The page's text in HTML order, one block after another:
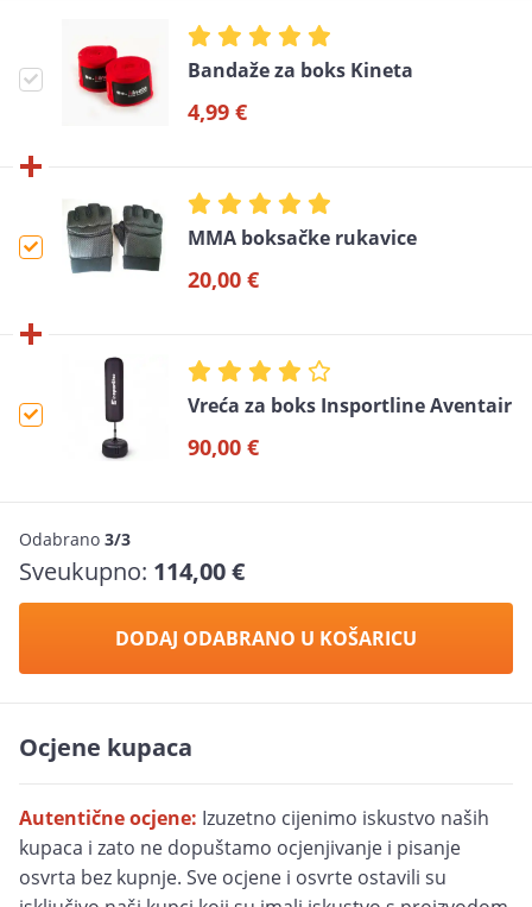
Bandaže za boks Kineta
4,99 €
MMA boksačke rukavice
20,00 €
Vreća za boks Insportline Aventair
90,00 €
Odabrano 3/3
Sveukupno: 114,00 €
DODAJ ODABRANO U KOŠARICU
Ocjene kupaca
Autentične ocjene: Izuzetno cijenimo iskustvo naših
kupaca i zato ne dopuštamo ocjenjivanje i pisanje
osvrta bez kupnje. Sve ocjene i osvrte ostavili su